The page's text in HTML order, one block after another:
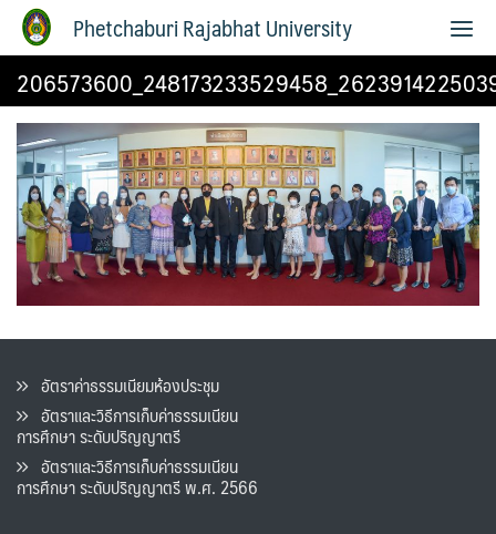
Phetchaburi Rajabhat University
อัตราค่าธรรมเนียมห้องประชุม
อัตราและวิธีการเก็บค่าธรรมเนียน
การศึกษา ระดับปริญญาตรี
อัตราและวิธีการเก็บค่าธรรมเนียน
การศึกษา ระดับปริญญาตรี พ.ศ. 2566